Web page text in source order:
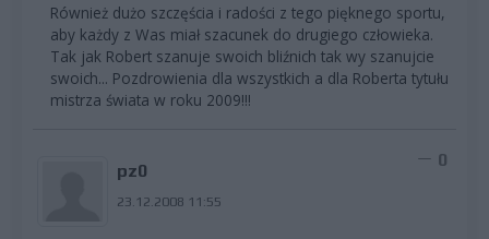
Również dużo szczęścia i radości z tego pięknego sportu,
aby każdy z Was miał szacunek do drugiego człowieka.
Tak jak Robert szanuje swoich bliźnich tak wy szanujcie
swoich... Pozdrowienia dla wszystkich a dla Roberta tytułu
mistrza świata w roku 2009!!!
pz0
23.12.2008 11:55
0